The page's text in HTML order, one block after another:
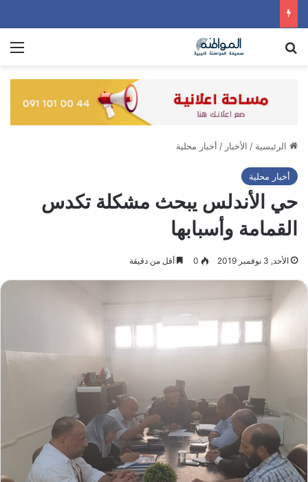
الرئيسية / الأخبار / أخبار محلية
أخبار محلية
حي الأندلس يبحث مشكلة تكدس
القمامة وأسبابها
الأحد, 3 نوفمبر 2019 0 أقل من دقيقة